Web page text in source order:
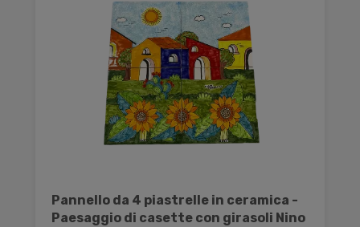
Pannello da 4 piastrelle in ceramica -
Paesaggio di casette con girasoli Nino